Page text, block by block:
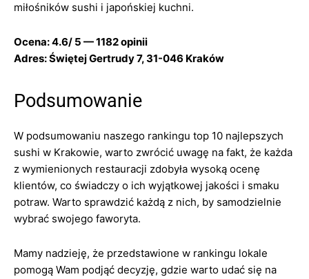
miłośników sushi i japońskiej kuchni.
Ocena: 4.6/ 5 — 1182 opinii
Adres: Świętej Gertrudy 7, 31-046 Kraków
Podsumowanie
W podsumowaniu naszego rankingu top 10 najlepszych
sushi w Krakowie, warto zwrócić uwagę na fakt, że każda
z wymienionych restauracji zdobyła wysoką ocenę
klientów, co świadczy o ich wyjątkowej jakości i smaku
potraw. Warto sprawdzić każdą z nich, by samodzielnie
wybrać swojego faworyta.
Mamy nadzieję, że przedstawione w rankingu lokale
pomogą Wam podjąć decyzję, gdzie warto udać się na